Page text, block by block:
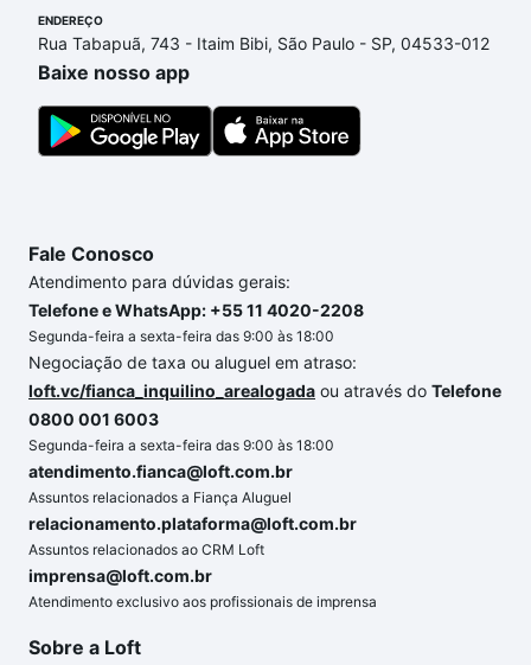
processo de compra, veja em nosso portal
custa comprar um apartamento e conte com a
gente para comprar o imóvel dos seus sonhos com
segurança e conforto. Loft, com você até as
chaves.
ENDEREÇO
Rua Tabapuã, 743 - Itaim Bibi, São Paulo - SP, 04533-012
Baixe nosso app
Fale Conosco
Atendimento para dúvidas gerais:
Telefone e WhatsApp: +55 11 4020-2208
Segunda-feira a sexta-feira das 9:00 às 18:00
Negociação de taxa ou aluguel em atraso:
loft.vc/fianca_inquilino_arealogada ou através do Telefone
0800 001 6003
Segunda-feira a sexta-feira das 9:00 às 18:00
atendimento.fianca@loft.com.br
Assuntos relacionados a Fiança Aluguel
relacionamento.plataforma@loft.com.br
Assuntos relacionados ao CRM Loft
imprensa@loft.com.br
Atendimento exclusivo aos profissionais de imprensa
Sobre a Loft